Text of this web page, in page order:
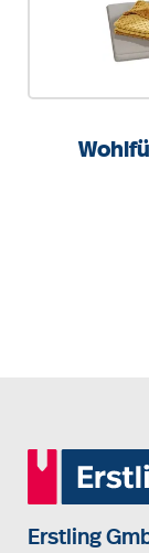
Erstling